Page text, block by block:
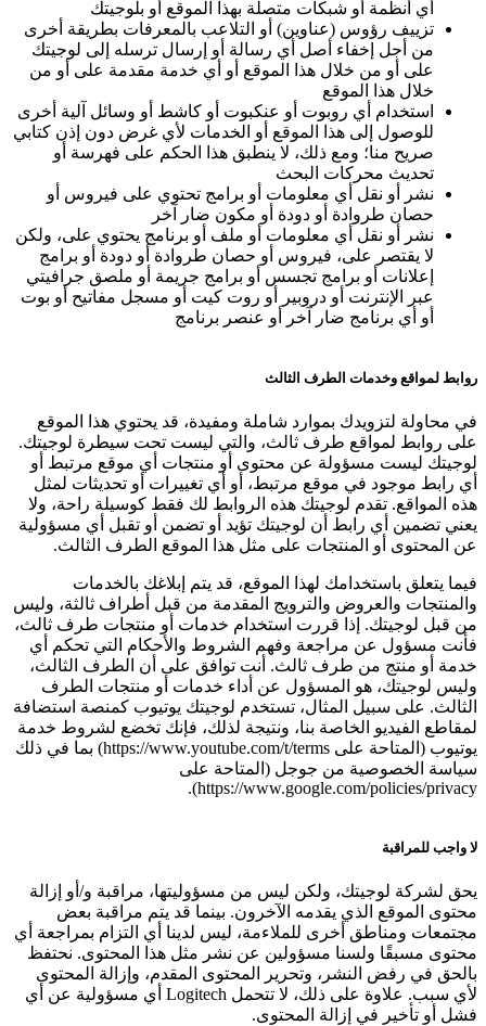
أي أنظمة أو شبكات متصلة بهذا الموقع أو بلوجيتك
تزييف رؤوس (عناوين) أو التلاعب بالمعرفات بطريقة أخرى
من أجل إخفاء أصل أي رسالة أو إرسال ترسله إلى لوجيتك
على أو من خلال هذا الموقع أو أي خدمة مقدمة على أو من
خلال هذا الموقع
استخدام أي روبوت أو عنكبوت أو كاشط أو وسائل آلية أخرى
للوصول إلى هذا الموقع أو الخدمات لأي غرض دون إذن كتابي
صريح منا؛ ومع ذلك، لا ينطبق هذا الحكم على فهرسة أو
تحديث محركات البحث
نشر أو نقل أي معلومات أو برامج تحتوي على فيروس أو
حصان طروادة أو دودة أو مكون ضار آخر
نشر أو نقل أي معلومات أو ملف أو برنامج يحتوي على، ولكن
لا يقتصر على، فيروس أو حصان طروادة أو دودة أو برامج
إعلانات أو برامج تجسس أو برامج جريمة أو ملصق جرافيتي
عبر الإنترنت أو دروبير أو روت كيت أو مسجل مفاتيح أو بوت
أو أي برنامج ضار آخر أو عنصر برنامج
روابط لمواقع وخدمات الطرف الثالث
في محاولة لتزويدك بموارد شاملة ومفيدة، قد يحتوي هذا الموقع
على روابط لمواقع طرف ثالث، والتي ليست تحت سيطرة لوجيتك.
لوجيتك ليست مسؤولة عن محتوى أو منتجات أي موقع مرتبط أو
أي رابط موجود في موقع مرتبط، أو أي تغييرات أو تحديثات لمثل
هذه المواقع. تقدم لوجيتك هذه الروابط لك فقط كوسيلة راحة، ولا
يعني تضمين أي رابط أن لوجيتك تؤيد أو تضمن أو تقبل أي مسؤولية
عن المحتوى أو المنتجات على مثل هذا الموقع الطرف الثالث.
فيما يتعلق باستخدامك لهذا الموقع، قد يتم إبلاغك بالخدمات
والمنتجات والعروض والترويج المقدمة من قبل أطراف ثالثة، وليس
من قبل لوجيتك. إذا قررت استخدام خدمات أو منتجات طرف ثالث،
فأنت مسؤول عن مراجعة وفهم الشروط والأحكام التي تحكم أي
خدمة أو منتج من طرف ثالث. أنت توافق على أن الطرف الثالث،
وليس لوجيتك، هو المسؤول عن أداء خدمات أو منتجات الطرف
الثالث. على سبيل المثال، تستخدم لوجيتك يوتيوب كمنصة استضافة
لمقاطع الفيديو الخاصة بنا، ونتيجة لذلك، فإنك تخضع لشروط خدمة
يوتيوب (المتاحة على https://www.youtube.com/t/terms) بما في ذلك
سياسة الخصوصية من جوجل (المتاحة على
https://www.google.com/policies/privacy).
لا واجب للمراقبة
يحق لشركة لوجيتك، ولكن ليس من مسؤوليتها، مراقبة و/أو إزالة
محتوى الموقع الذي يقدمه الآخرون. بينما قد يتم مراقبة بعض
مجتمعات ومناطق أخرى للملاءمة، ليس لدينا أي التزام بمراجعة أي
محتوى مسبقًا ولسنا مسؤولين عن نشر مثل هذا المحتوى. نحتفظ
بالحق في رفض النشر، وتحرير المحتوى المقدم، وإزالة المحتوى
لأي سبب. علاوة على ذلك، لا تتحمل Logitech أي مسؤولية عن أي
فشل أو تأخير في إزالة المحتوى.